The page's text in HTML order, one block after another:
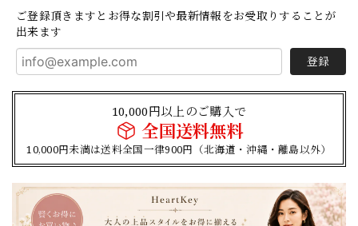
ご登録頂きますとお得な割引や最新情報をお受取りすることが
出来ます
登録
10,000円以上のご購入で
全国送料無料
10,000円未満は送料全国一律900円（北海道・沖縄・離島以外）